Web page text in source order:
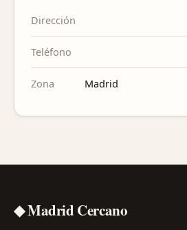
Dirección
Teléfono
Zona Madrid
◆ Madrid Cercano